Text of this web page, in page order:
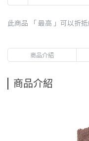
此商品 「 最高 」可以折
商品介紹
商品介紹